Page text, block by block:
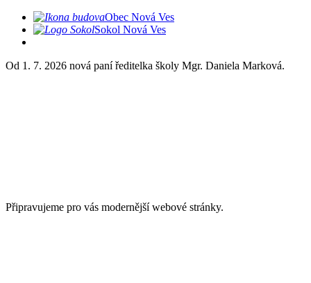
Obec Nová Ves
Sokol Nová Ves
Od 1. 7. 2026 nová paní ředitelka školy Mgr. Daniela Marková.
Připravujeme pro vás modernější webové stránky.